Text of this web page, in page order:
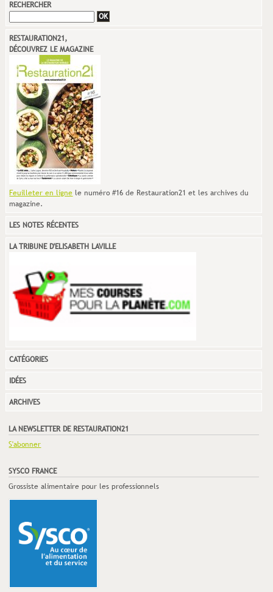
RECHERCHER
RESTAURATION21,
DÉCOUVREZ LE MAGAZINE
Feuilleter en ligne le numéro #16 de Restauration21 et les archives du
magazine.
LES NOTES RÉCENTES
LA TRIBUNE D'ELISABETH LAVILLE
CATÉGORIES
IDÉES
ARCHIVES
LA NEWSLETTER DE RESTAURATION21
S'abonner
SYSCO FRANCE
Grossiste alimentaire pour les professionnels